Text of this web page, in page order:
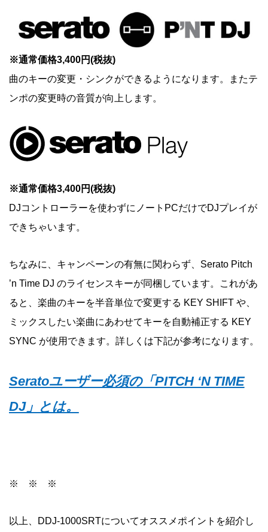
※通常価格3,400円(税抜)
曲のキーの変更・シンクができるようになります。またテ
ンポの変更時の音質が向上します。
※通常価格3,400円(税抜)
DJコントローラーを使わずにノートPCだけでDJプレイが
できちゃいます。
ちなみに、キャンペーンの有無に関わらず、Serato Pitch
’n Time DJ のライセンスキーが同梱しています。これがあ
ると、楽曲のキーを半音単位で変更する KEY SHIFT や、
ミックスしたい楽曲にあわせてキーを自動補正する KEY
SYNC が使用できます。詳しくは下記が参考になります。
Seratoユーザー必須の「PITCH ‘N TIME
DJ」とは。
※ ※ ※
以上、DDJ-1000SRTについてオススメポイントを紹介し